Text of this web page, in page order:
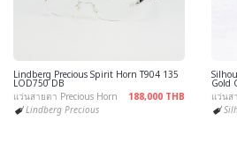
Lindberg Precious Spirit Horn T904 135
LOD750 DB
แว่นสายตา Precious Horn
188,000 THB
Lindberg Precious
Gold
แว่นส